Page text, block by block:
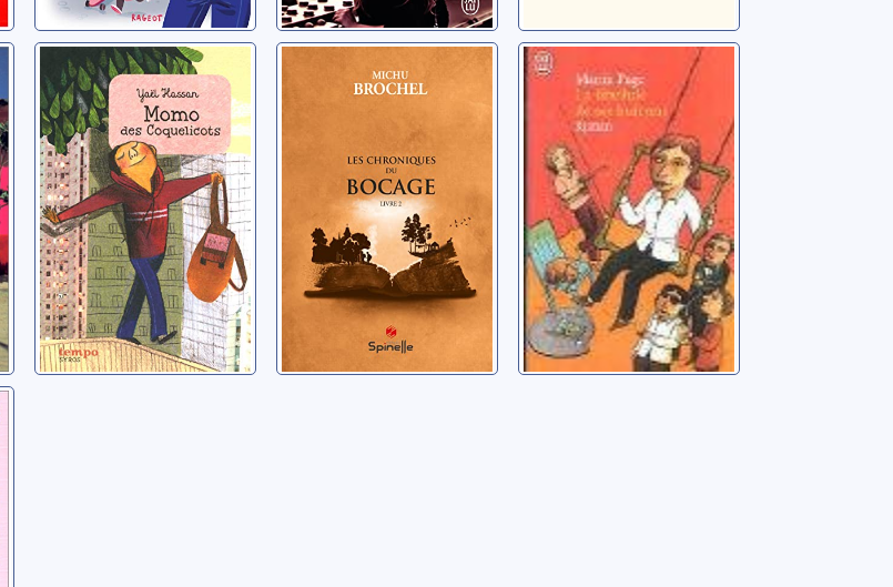
Momo des
Coquelicots
Hassan, Yaël
Les chroniques
du bocage: 02
Brochel, Michu
La libellule de
ses huit ans
Page, Martin